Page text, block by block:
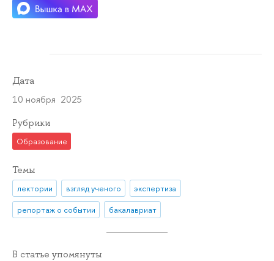
Дата
10 ноября 2025
Рубрики
Образование
Темы
лектории взгляд ученого
экспертиза
репортаж о событии
бакалавриат
В статье упомянуты